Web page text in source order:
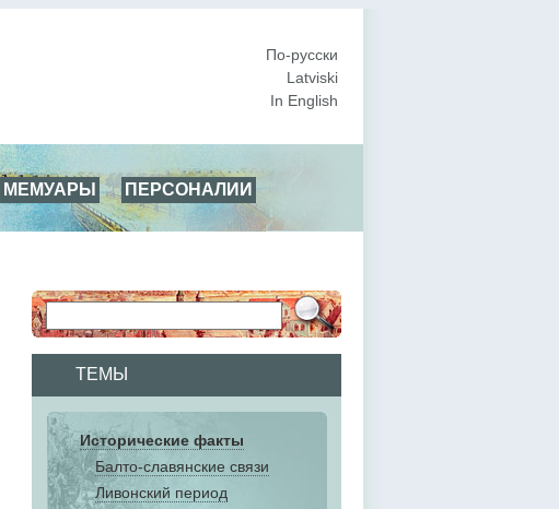
По-русски
Latviski
In English
МЕМУАРЫ
ПЕРСОНАЛИИ
ТЕМЫ
Исторические факты
Балто-славянские связи
Ливонский период